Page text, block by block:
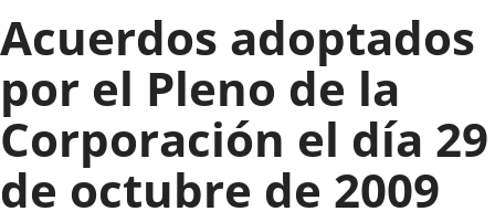
externa.
Acuerdos adoptados
por el Pleno de la
Corporación el día 29
de octubre de 2009